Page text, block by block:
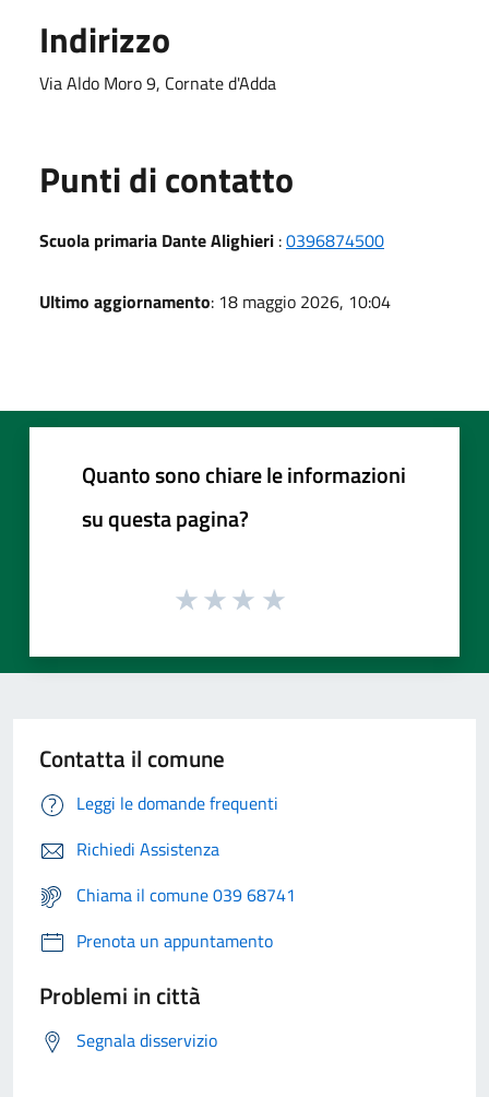
Indirizzo
Via Aldo Moro 9, Cornate d'Adda
Punti di contatto
Scuola primaria Dante Alighieri :0396874500
Ultimo aggiornamento: 18 maggio 2026, 10:04
Quanto sono chiare le informazioni
su questa pagina?
Contatta il comune
Leggi le domande frequenti
Richiedi Assistenza
Chiama il comune 039 68741
Prenota un appuntamento
Problemi in città
Segnala disservizio